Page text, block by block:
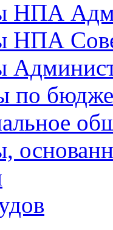
НПА
НПА
по